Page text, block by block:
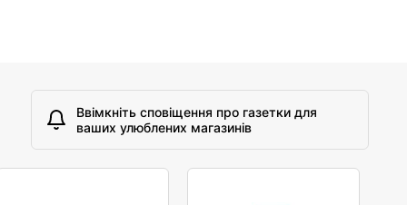
Ввімкніть сповіщення про газетки для
ваших улюблених магазинів